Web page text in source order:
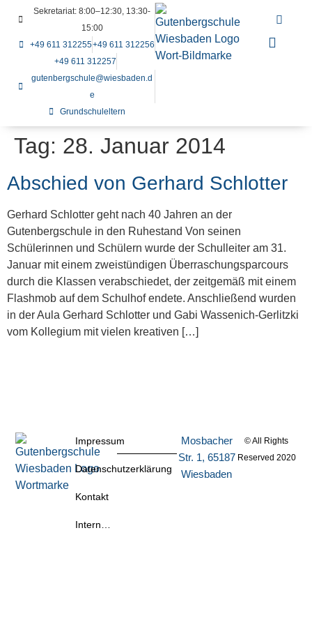
Sekretariat: 8:00–12:30, 13:30-
15:00
+49 611 312255+49 611 312256
+49 611 312257
gutenbergschule@wiesbaden.d
e
Grundschuleltern
Tag: 28. Januar 2014
Abschied von Gerhard Schlotter
Gerhard Schlotter geht nach 40 Jahren an der
Gutenbergschule in den Ruhestand Von seinen
Schülerinnen und Schülern wurde der Schulleiter am 31.
Januar mit einem zweistündigen Überraschungsparcours
durch die Klassen verabschiedet, der zeitgemäß mit einem
Flashmob auf dem Schulhof endete. Anschließend wurden
in der Aula Gerhard Schlotter und Gabi Wassenich-Gerlitzki
vom Kollegium mit vielen kreativen […]
Impressum
Datenschutzerklärung
Kontakt
Intern…
Mosbacher
Str. 1, 65187
Wiesbaden
© All Rights
Reserved 2020